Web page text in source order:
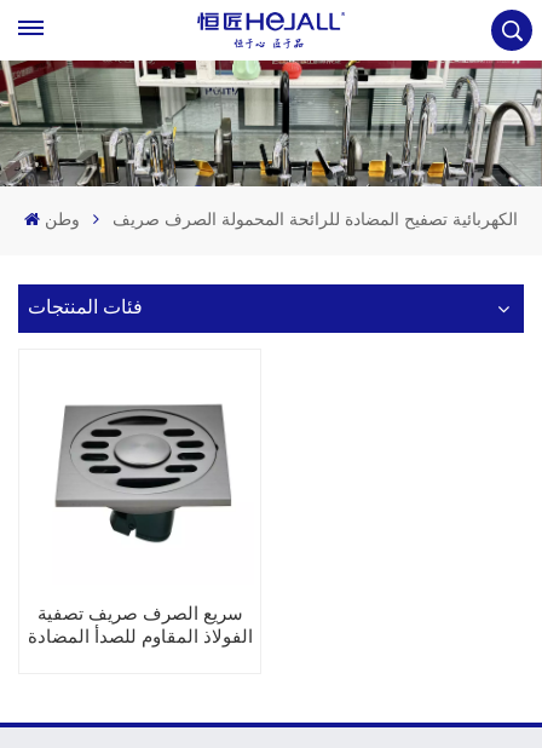
وطن الكهربائية تصفيح المضادة للرائحة المحمولة الصرف صريف
فئات المنتجات
سريع الصرف صريف تصفية
الفولاذ المقاوم للصدأ المضادة